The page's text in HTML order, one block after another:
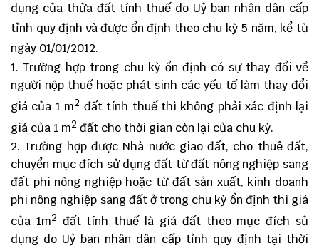
dụng của thửa đất tính thuế do Uỷ ban nhân dân cấp
tỉnh quy định và được ổn định theo chu kỳ 5 năm, kể từ
ngày 01/01/2012.
Trường hợp trong chu kỳ ổn định có sự thay đổi về
người nộp thuế hoặc phát sinh các yếu tố làm thay đổi
giá của 1 m2 đất tính thuế thì không phải xác định lại
giá của 1 m2 đất cho thời gian còn lại của chu kỳ.
Trường hợp được Nhà nước giao đất, cho thuê đất,
chuyển mục đích sử dụng đất từ đất nông nghiệp sang
đất phi nông nghiệp hoặc từ đất sản xuất, kinh doanh
phi nông nghiệp sang đất ở trong chu kỳ ổn định thì giá
của 1m2 đất tính thuế là giá đất theo mục đích sử
dụng do Uỷ ban nhân dân cấp tỉnh quy định tại thời